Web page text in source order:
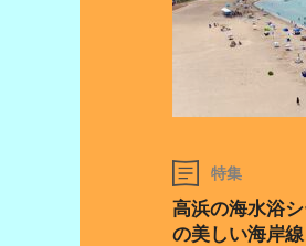
特集
高浜の海水浴
の美しい海岸